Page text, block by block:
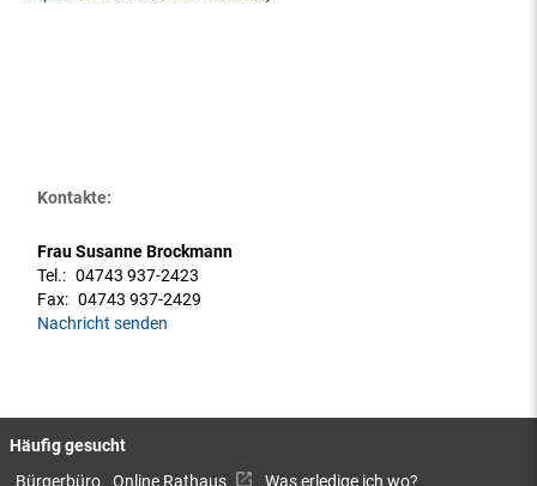
Kontakte:
Frau Susanne Brockmann
Tel.: 04743 937-2423
Fax: 04743 937-2429
Nachricht senden
Häufig gesucht